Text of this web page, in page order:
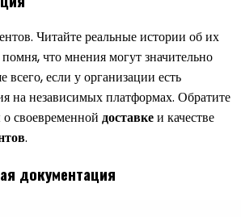
Читайте реальные истории об их
что мнения могут значительно
всего, если у организации есть
на независимых платформах. Обратите
своевременной доставкеи качестве
.
документация